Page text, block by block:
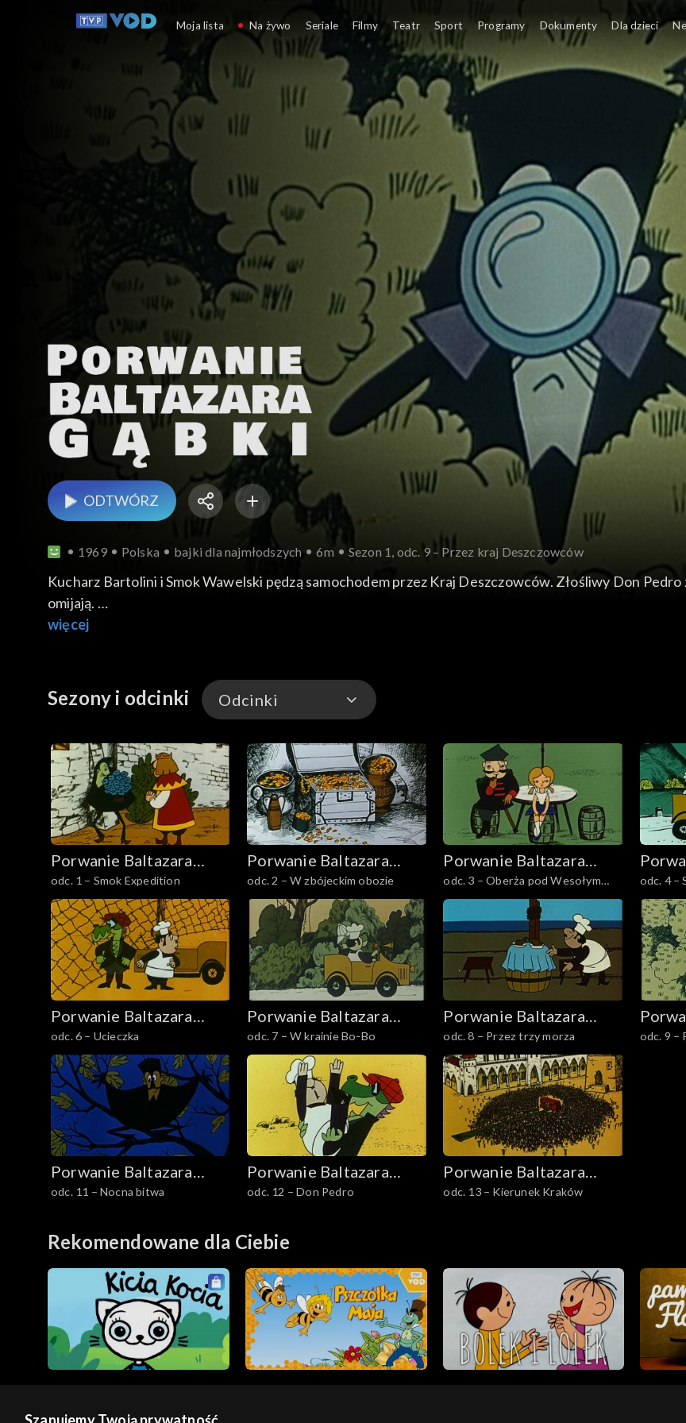
ODTWÓRZ
1969 Polska bajki dla najmłodszych 6m Sezon 1, odc. 9 – Przez kraj Deszczowców
Kucharz Bartolini i Smok Wawelski pędzą samochodem przez Kraj Deszczowców. Złośliwy Don
omijają.
więcej
Sezony i odcinki Odcinki
Odcinki
Porwanie Baltazara
Gąbki
odc. 1 – Smok Expedition
Porwanie Baltazara
Gąbki
odc. 2 – W zbójeckim obozie
Porwanie Baltazara
Gąbki
odc. 3 – Oberża pod Wesołym
Karakonem
Gąbki
odc. 4 –
Porwanie Baltazara
Gąbki
odc. 6 – Ucieczka
Porwanie Baltazara
Gąbki
odc. 7 – W krainie Bo-Bo
Porwanie Baltazara
Gąbki
odc. 8 – Przez trzy morza
Gąbki
odc. 9 –
Porwanie Baltazara
Gąbki
odc. 11 – Nocna bitwa
Porwanie Baltazara
Gąbki
odc. 12 – Don Pedro
Porwanie Baltazara
Gąbki
odc. 13 – Kierunek Kraków
Rekomendowane dla Ciebie
Moja lista Na żywo Seriale Filmy Teatr Sport Programy Dokumenty Dla dzieci